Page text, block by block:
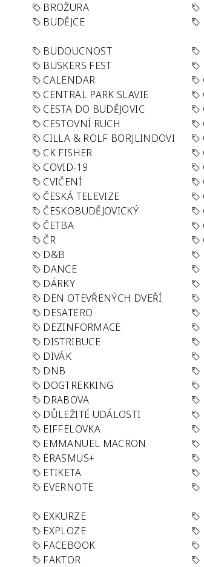
BROŽURA
BUDĚJCE
BUDOUCNOST
BUSKERS FEST
CALENDAR
CENTRAL PARK SLAVIE
CESTA DO BUDĚJOVIC
CESTOVNÍ RUCH
CILLA & ROLF BÖRJLINDOVI
CK FISHER
COVID-19
CVIČENÍ
ČESKÁ TELEVIZE
ČESKOBUDĚJOVICKÝ
ČETBA
ČR
D&B
DANCE
DÁRKY
DEN OTEVŘENÝCH DVEŘÍ
DESATERO
DEZINFORMACE
DISTRIBUCE
DIVÁK
DNB
DOGTREKKING
DRABOVA
DŮLEŽITÉ UDÁLOSTI
EIFFELOVKA
EMMANUEL MACRON
ERASMUS+
ETIKETA
EVERNOTE
EXKURZE
EXPLOZE
FACEBOOK
FAKTOR